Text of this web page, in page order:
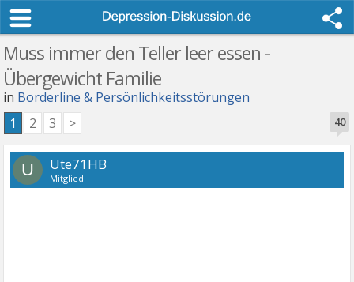
Muss immer den Teller leer essen -
Übergewicht Familie
in Borderline & Persönlichkeitsstörungen
40
1 2 3 >
U Ute71HB
Mitglied